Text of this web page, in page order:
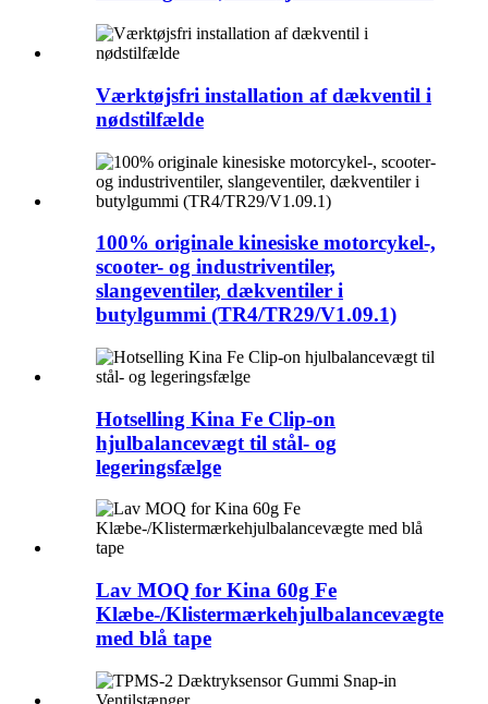
Værktøjsfri installation af dækventil i
nødstilfælde
100% originale kinesiske motorcykel-,
scooter- og industriventiler,
slangeventiler, dækventiler i
butylgummi (TR4/TR29/V1.09.1)
Hotselling Kina Fe Clip-on
hjulbalancevægt til stål- og
legeringsfælge
Lav MOQ for Kina 60g Fe
Klæbe-/Klistermærkehjulbalancevægte
med blå tape